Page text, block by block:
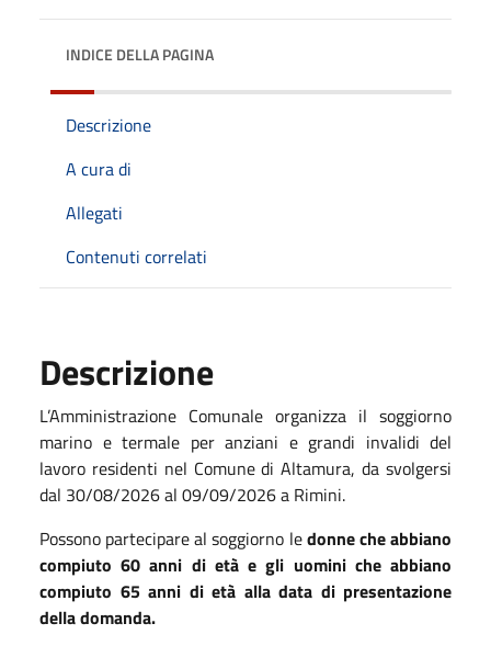
INDICE DELLA PAGINA
Descrizione
A cura di
Allegati
Contenuti correlati
Descrizione
L’Amministrazione Comunale organizza il soggiorno
marino e termale per anziani e grandi invalidi del
lavoro residenti nel Comune di Altamura, da svolgersi
dal 30/08/2026 al 09/09/2026 a Rimini.
Possono partecipare al soggiorno ledonne che abbiano
compiuto 60 anni di età e gli uomini che abbiano
compiuto 65 anni di età alla data di presentazione
della domanda.